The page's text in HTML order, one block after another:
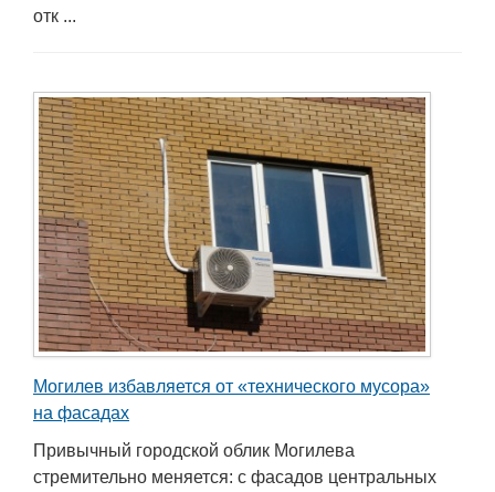
отк ...
Могилев избавляется от «технического мусора»
на фасадах
Привычный городской облик Могилева
стремительно меняется: с фасадов центральных